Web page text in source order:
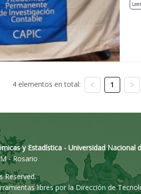
4 elementos en total: 1
y Estadística - Universidad Nacional
- Rosario
Reserved.
libres por la Dirección de